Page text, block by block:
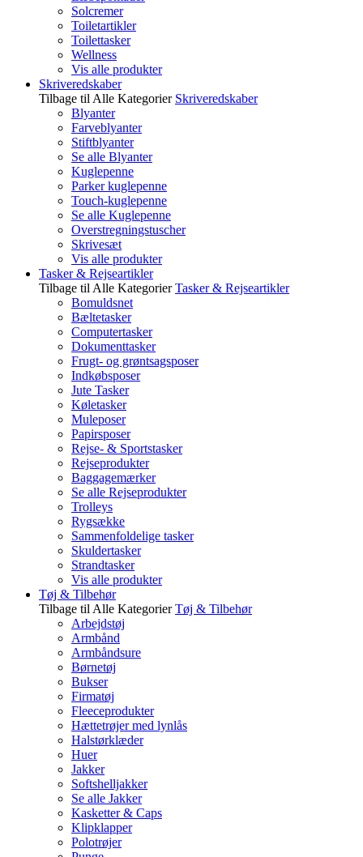
Solcremer
Toiletartikler
Toilettasker
Wellness
Vis alle produkter
Skriveredskaber
Tilbage til Alle Kategorier Skriveredskaber
Blyanter
Farveblyanter
Stiftblyanter
Se alle Blyanter
Kuglepenne
Parker kuglepenne
Touch-kuglepenne
Se alle Kuglepenne
Overstregningstuscher
Skrivesæt
Vis alle produkter
Tasker & Rejseartikler
Tilbage til Alle Kategorier Tasker & Rejseartikler
Bomuldsnet
Bæltetasker
Computertasker
Dokumenttasker
Frugt- og grøntsagsposer
Indkøbsposer
Jute Tasker
Køletasker
Muleposer
Papirsposer
Rejse- & Sportstasker
Rejseprodukter
Baggagemærker
Se alle Rejseprodukter
Trolleys
Rygsække
Sammenfoldelige tasker
Skuldertasker
Strandtasker
Vis alle produkter
Tøj & Tilbehør
Tilbage til Alle Kategorier Tøj & Tilbehør
Arbejdstøj
Armbånd
Armbåndsure
Børnetøj
Bukser
Firmatøj
Fleeceprodukter
Hættetrøjer med lynlås
Halstørklæder
Huer
Jakker
Softshelljakker
Se alle Jakker
Kasketter & Caps
Klipklapper
Polotrøjer